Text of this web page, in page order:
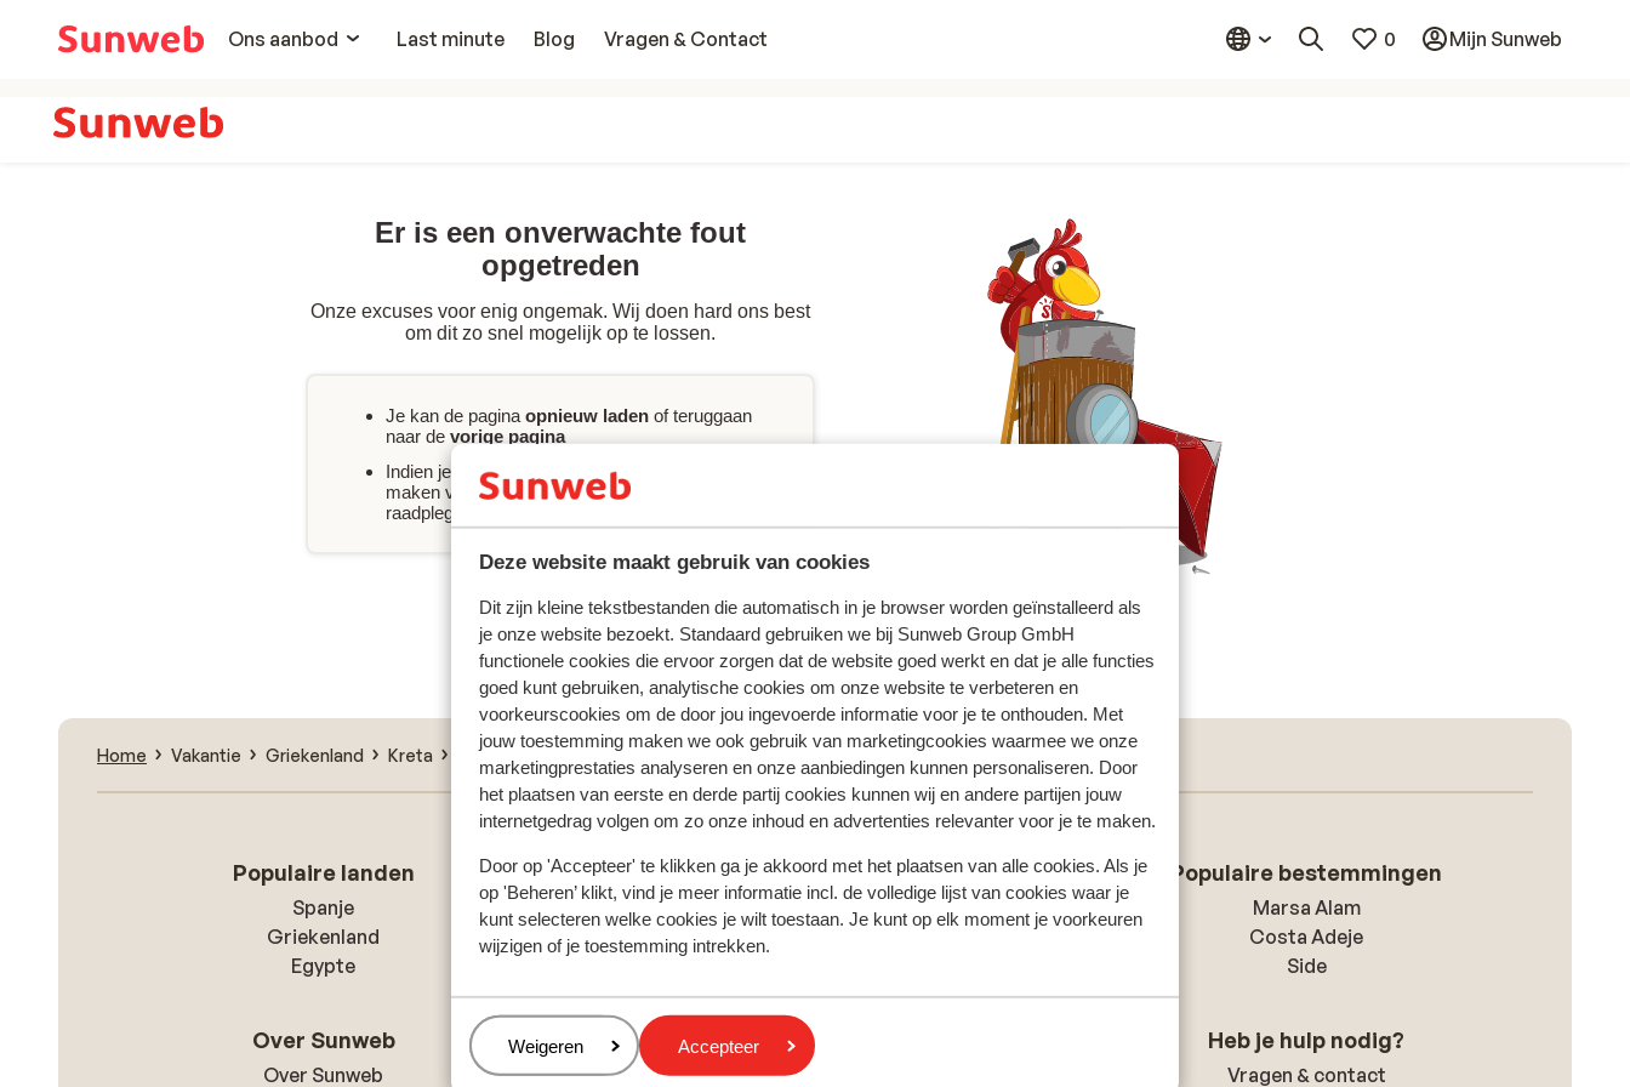
Deze website maakt gebruik van cookies
Dit zijn kleine tekstbestanden die automatisch in je browser worden geïnstalleerd als
je onze website bezoekt. Standaard gebruiken we bij Sunweb Group GmbH
functionele cookies die ervoor zorgen dat de website goed werkt en dat je alle functies
goed kunt gebruiken, analytische cookies om onze website te verbeteren en
voorkeurscookies om de door jou ingevoerde informatie voor je te onthouden. Met
jouw toestemming maken we ook gebruik van marketingcookies waarmee we onze
marketingprestaties analyseren en onze aanbiedingen kunnen personaliseren. Door
het plaatsen van eerste en derde partij cookies kunnen wij en andere partijen jouw
internetgedrag volgen om zo onze inhoud en advertenties relevanter voor je te maken.
Door op 'Accepteer' te klikken ga je akkoord met het plaatsen van alle cookies. Als je
op 'Beheren’ klikt, vind je meer informatie incl. de volledige lijst van cookies waar je
kunt selecteren welke cookies je wilt toestaan. Je kunt op elk moment je voorkeuren
wijzigen of je toestemming intrekken.
Beheren
Weigeren Accepteer
Ons aanbod
Last minute Blog Vragen & Contact 0 Mijn Sunweb
Er is een onverwachte fout
opgetreden
Onze excuses voor enig ongemak. Wij doen hard ons best
om dit zo snel mogelijk op te lossen.
Je kan de pagina opnieuw laden of teruggaan
naar de vorige pagina
Indien je
onmiddellijke assistentie
maken van jouw boeking, kan je onze FAQ
raadplegen of
Zoek & boek
Home Vakantie Griekenland Kreta Chania - Gerani Appartementen Eanthia Beach
Populaire landen
Spanje
Griekenland
Egypte
Populaire regio's
Kreta
Gran Canaria
Populaire bestemmingen
Marsa Alam
Costa Adeje
Side
Over Sunweb
Over Sunweb
Cookies en privacy
Privacy
Heb je hulp nodig?
Vragen & contact